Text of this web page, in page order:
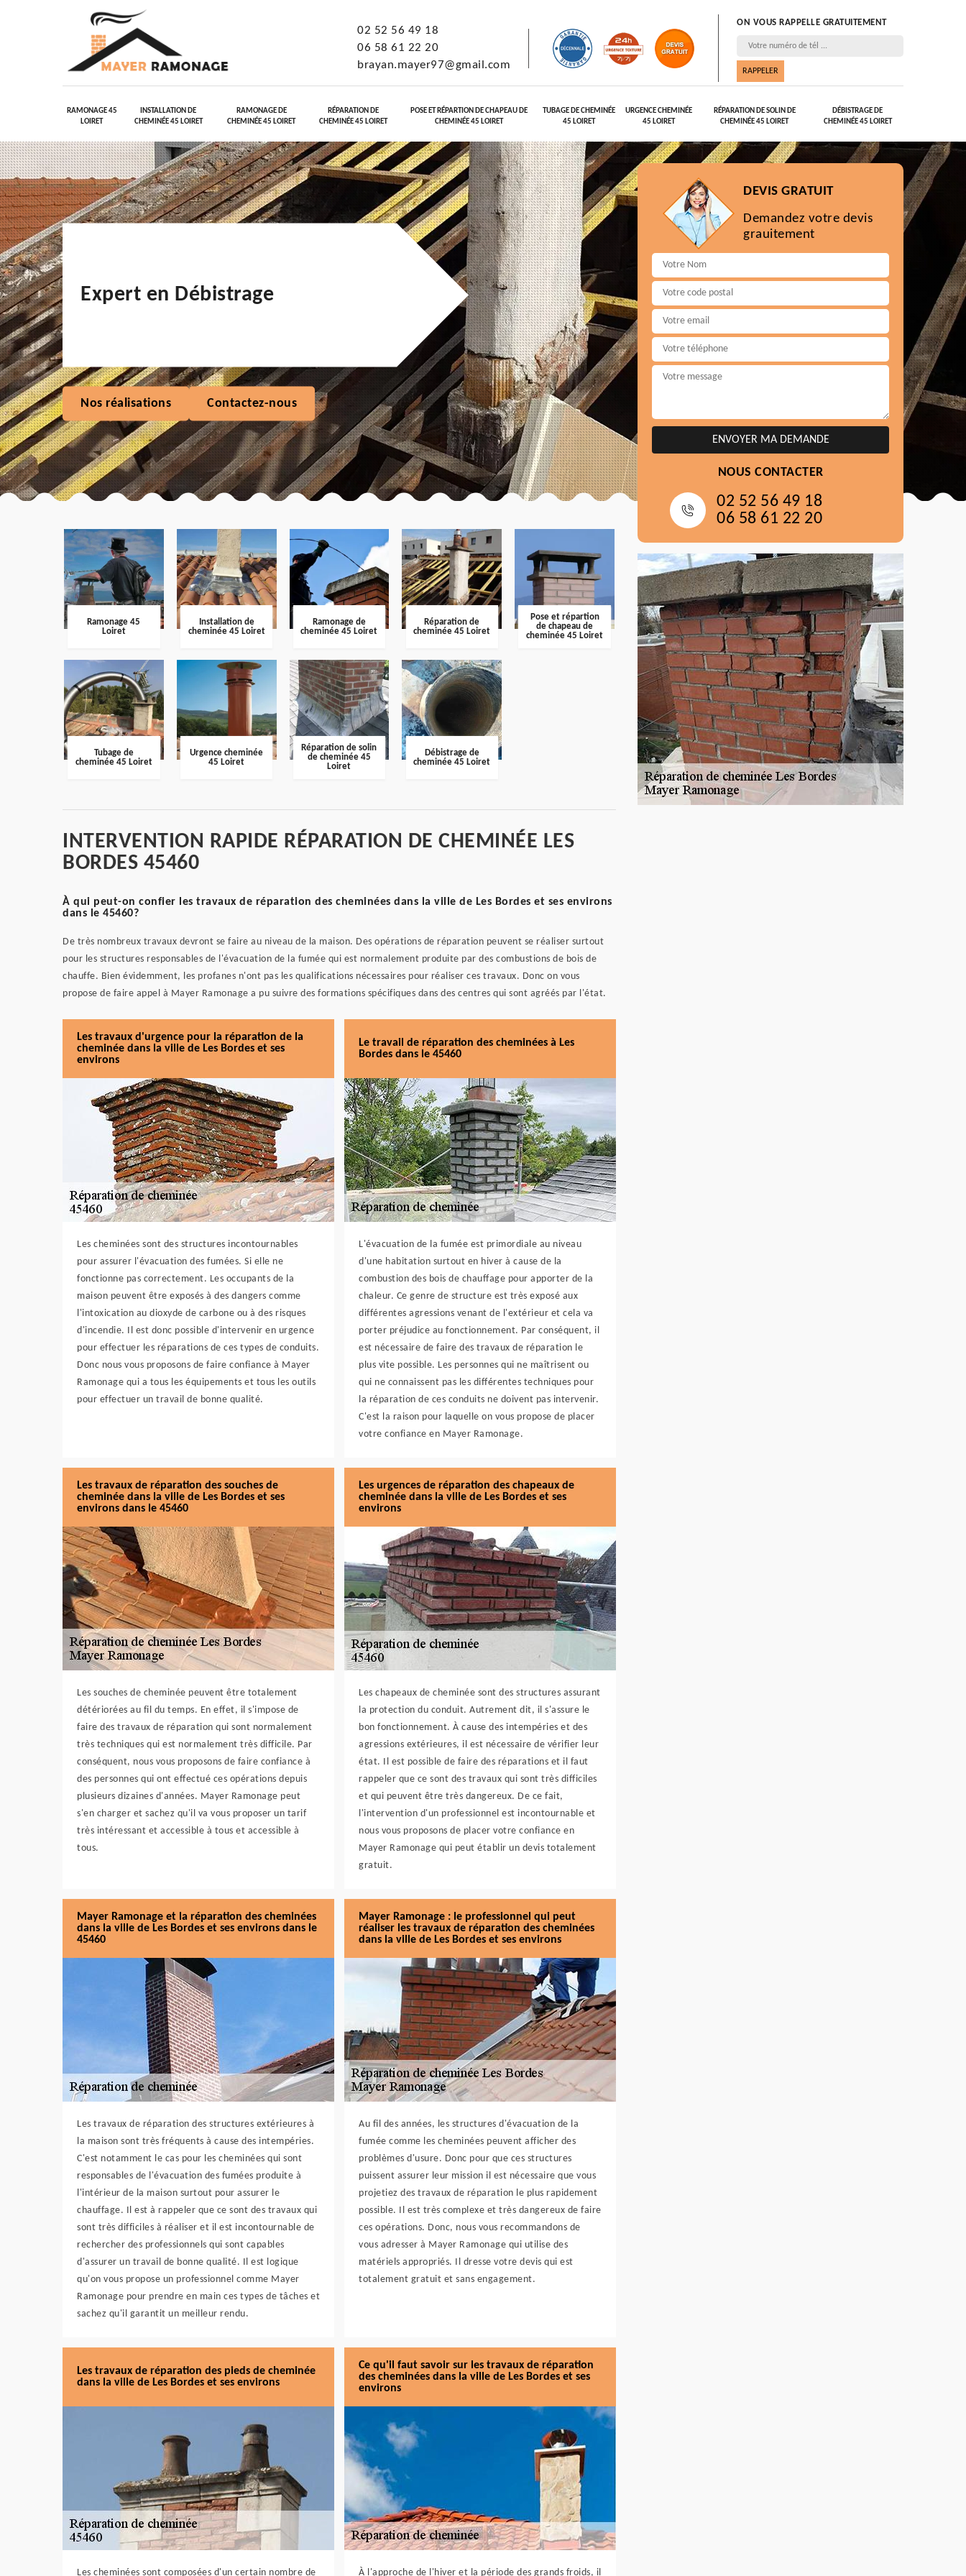
02 52 56 49 18
06 58 61 22 20
brayan.mayer97@gmail.com
ON VOUS RAPPELLE GRATUITEMENT
RAMONAGE 45
LOIRET
INSTALLATION DE
CHEMINÉE 45 LOIRET
RAMONAGE DE
CHEMINÉE 45 LOIRET
RÉPARATION DE
CHEMINÉE 45 LOIRET
POSE ET RÉPARTION DE CHAPEAU DE
CHEMINÉE 45 LOIRET
TUBAGE DE CHEMINÉE
45 LOIRET
URGENCE CHEMINÉE
45 LOIRET
RÉPARATION DE SOLIN DE
CHEMINÉE 45 LOIRET
DÉBISTRAGE DE
CHEMINÉE 45 LOIRET
Expert en Débistrage
Nos réalisations Contactez-nous
Ramonage 45
Loiret
Installation de
cheminée 45 Loiret
Ramonage de
cheminée 45 Loiret
Réparation de
cheminée 45 Loiret
Pose et répartion
de chapeau de
cheminée 45 Loiret
Tubage de
cheminée 45 Loiret
Urgence cheminée
45 Loiret
Réparation de solin
de cheminée 45
Loiret
Débistrage de
cheminée 45 Loiret
INTERVENTION RAPIDE RÉPARATION DE CHEMINÉE LES
BORDES 45460
À qui peut-on confier les travaux de réparation des cheminées dans la ville de Les Bordes et ses environs
dans le 45460?
De très nombreux travaux devront se faire au niveau de la maison. Des opérations de réparation peuvent se réaliser surtout
pour les structures responsables de l'évacuation de la fumée qui est normalement produite par des combustions de bois de
chauffe. Bien évidemment, les profanes n'ont pas les qualifications nécessaires pour réaliser ces travaux. Donc on vous
propose de faire appel à Mayer Ramonage a pu suivre des formations spécifiques dans des centres qui sont agréés par l'état.
Les travaux d'urgence pour la réparation de la
cheminée dans la ville de Les Bordes et ses
environs
Les cheminées sont des structures incontournables
pour assurer l'évacuation des fumées. Si elle ne
fonctionne pas correctement. Les occupants de la
maison peuvent être exposés à des dangers comme
l'intoxication au dioxyde de carbone ou à des risques
d'incendie. Il est donc possible d'intervenir en urgence
pour effectuer les réparations de ces types de conduits.
Donc nous vous proposons de faire confiance à Mayer
Ramonage qui a tous les équipements et tous les outils
pour effectuer un travail de bonne qualité.
Le travail de réparation des cheminées à Les
Bordes dans le 45460
L'évacuation de la fumée est primordiale au niveau
d'une habitation surtout en hiver à cause de la
combustion des bois de chauffage pour apporter de la
chaleur. Ce genre de structure est très exposé aux
différentes agressions venant de l'extérieur et cela va
porter préjudice au fonctionnement. Par conséquent, il
est nécessaire de faire des travaux de réparation le
plus vite possible. Les personnes qui ne maîtrisent ou
qui ne connaissent pas les différentes techniques pour
la réparation de ces conduits ne doivent pas intervenir.
C'est la raison pour laquelle on vous propose de placer
votre confiance en Mayer Ramonage.
Les travaux de réparation des souches de
cheminée dans la ville de Les Bordes et ses
environs dans le 45460
Les souches de cheminée peuvent être totalement
détériorées au fil du temps. En effet, il s'impose de
faire des travaux de réparation qui sont normalement
très techniques qui est normalement très difficile. Par
conséquent, nous vous proposons de faire confiance à
des personnes qui ont effectué ces opérations depuis
plusieurs dizaines d'années. Mayer Ramonage peut
s'en charger et sachez qu'il va vous proposer un tarif
très intéressant et accessible à tous et accessible à
tous.
Les urgences de réparation des chapeaux de
cheminée dans la ville de Les Bordes et ses
environs
Les chapeaux de cheminée sont des structures assurant
la protection du conduit. Autrement dit, il s'assure le
bon fonctionnement. À cause des intempéries et des
agressions extérieures, il est nécessaire de vérifier leur
état. Il est possible de faire des réparations et il faut
rappeler que ce sont des travaux qui sont très difficiles
et qui peuvent être très dangereux. De ce fait,
l'intervention d'un professionnel est incontournable et
nous vous proposons de placer votre confiance en
Mayer Ramonage qui peut établir un devis totalement
gratuit.
Mayer Ramonage et la réparation des cheminées
dans la ville de Les Bordes et ses environs dans le
45460
Les travaux de réparation des structures extérieures à
la maison sont très fréquents à cause des intempéries.
C'est notamment le cas pour les cheminées qui sont
responsables de l'évacuation des fumées produite à
l'intérieur de la maison surtout pour assurer le
chauffage. Il est à rappeler que ce sont des travaux qui
sont très difficiles à réaliser et il est incontournable de
rechercher des professionnels qui sont capables
d'assurer un travail de bonne qualité. Il est logique
qu'on vous propose un professionnel comme Mayer
Ramonage pour prendre en main ces types de tâches et
sachez qu'il garantit un meilleur rendu.
Mayer Ramonage : le professionnel qui peut
réaliser les travaux de réparation des cheminées
dans la ville de Les Bordes et ses environs
Au fil des années, les structures d'évacuation de la
fumée comme les cheminées peuvent afficher des
problèmes d'usure. Donc pour que ces structures
puissent assurer leur mission il est nécessaire que vous
projetiez des travaux de réparation le plus rapidement
possible. Il est très complexe et très dangereux de faire
ces opérations. Donc, nous vous recommandons de
vous adresser à Mayer Ramonage qui utilise des
matériels appropriés. Il dresse votre devis qui est
totalement gratuit et sans engagement.
Les travaux de réparation des pieds de cheminée
dans la ville de Les Bordes et ses environs
Les cheminées sont composées d'un certain nombre de
Ce qu'il faut savoir sur les travaux de réparation
des cheminées dans la ville de Les Bordes et ses
environs
À l'approche de l'hiver et la période des grands froids, il
DEVIS GRATUIT
Demandez votre devis
grauitement
NOUS CONTACTER
02 52 56 49 18
06 58 61 22 20